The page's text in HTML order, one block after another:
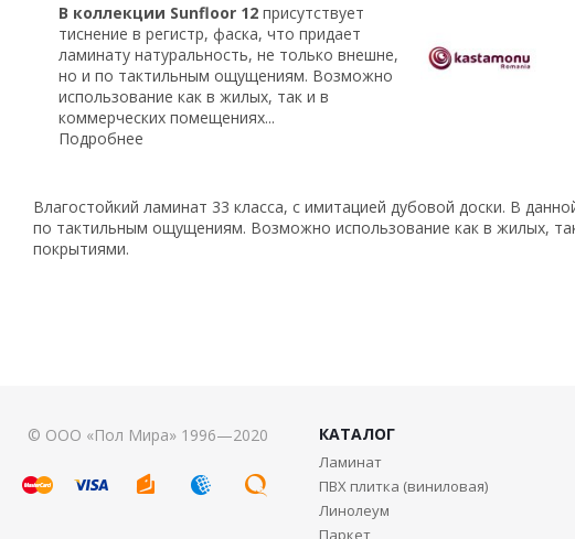
В коллекции Sunfloor 12 присутствует
тиснение в регистр, фаска, что придает
ламинату натуральность, не только внешне,
но и по тактильным ощущениям. Возможно
использование как в жилых, так и в
коммерческих помещениях...
Подробнее
Влагостойкий ламинат 33 класса, с имитацией дубовой доски. В
по тактильным ощущениям. Возможно использование как в жилых,
покрытиями.
© ООО «Пол Мира» 1996—2020 КАТАЛОГ
Ламинат
ПВХ плитка (виниловая)
Линолеум
Паркет